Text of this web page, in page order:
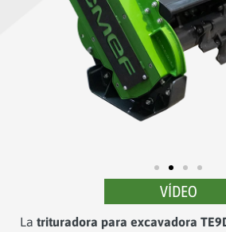
VÍDEO
La trituradora para excavadora